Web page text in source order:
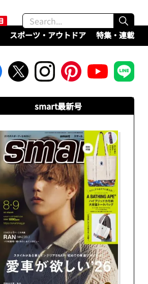
スポーツ・アウトドア 特集・連載
smart最新号